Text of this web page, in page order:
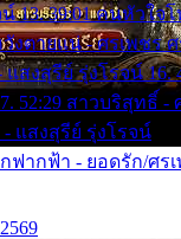
13. 39:01 คนหัวใจ
วังตายแน่ - ศรเพชร
สงสุรีย์ รุ่งโรจน์ 16.
52:29 สาวบริสุทธิ์
- แสงสุรีย์ รุ่งโรจน์
ฟากฟ้า - ยอดรัก/ศร